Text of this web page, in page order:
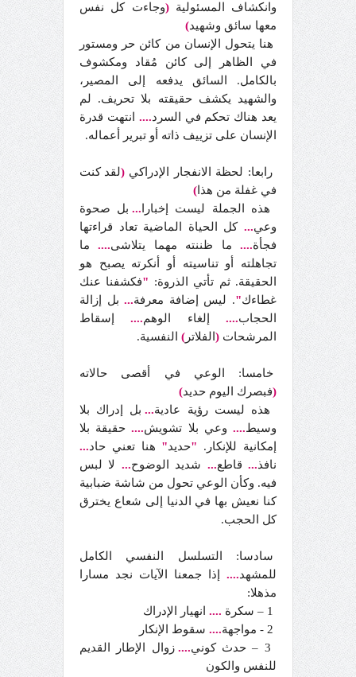
وانكشاف المسئولية(وجاءت كل نفس
معها سائق وشهيد)
هنا يتحول الإنسان من كائن حر ومستور
في الظاهر إلى كائن مُقاد ومكشوف
بالكامل. السائق يدفعه إلى المصير،
والشهيد يكشف حقيقته بلا تحريف. لم
يعد هناك تحكم في السرد.... انتهت قدرة
الإنسان على تزييف ذاته أو تبرير أعماله.
رابعا: لحظة الانفجار الإدراكي (لقد كنت
في غفلة من هذا )
هذه الجملة ليست إخبارا ...بل صحوة
وعي... كل الحياة الماضية تعاد قراءتها
فجأة....ما ظننته مهما يتلاشى....ما
تجاهلته أو تناسيته أو أنكرته يصبح هو
الحقيقة. ثم تأتي الذروة: "فكشفنا عنك
غطاءك". ليس إضافة معرفة...بل إزالة
الحجاب....إلغاء الوهم....إسقاط
المرشحات ( الفلاتر ) النفسية.
خامسا: الوعي في أقصى حالاته
(فبصرك اليوم حديد)
هذه ليست رؤية عادية...بل إدراك بلا
وسيط....وعي بلا تشويش....حقيقة بلا
إمكانية للإنكار. "حديد" هنا تعني حاد...
نافذ...قاطع... شديد الوضوح... لا لبس
فيه. وكأن الوعي تحول من شاشة ضبابية
كنا نعيش بها في الدنيا إلى شعاع يخترق
كل الحجب.
سادسا: التسلسل النفسي الكامل
للمشهد.... إذا جمعنا الآيات نجد مسارا
مذهلا:
.... انهيار الإدراك
.... سقوط الإنكار
.... زوال الإطار القديم
للنفس والكون